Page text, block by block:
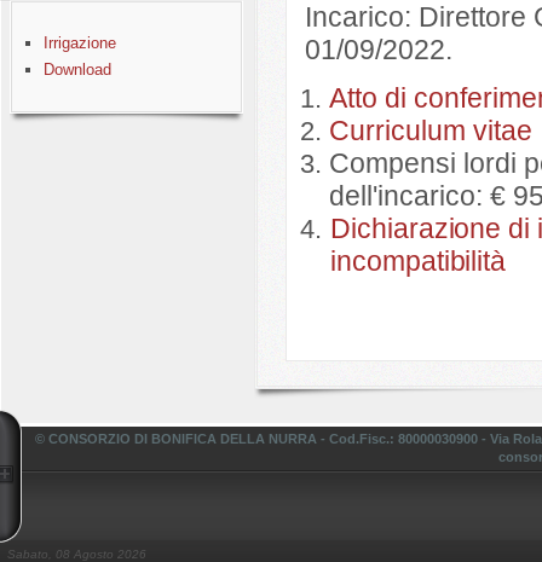
Irrigazione
Download
Incarico: Direttore
01/09/2022.
Atto di
Curriculum vitae
Compensi lordi
dell'incarico: €
Dichiarazione di
incompatibilità
© CONSORZIO DI BONIFICA DELLA NURRA - Cod.Fisc.: 80000030900 - Via
Sabato, 08 Agosto 2026